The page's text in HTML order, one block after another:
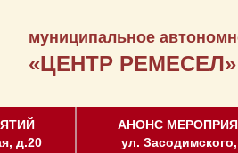
муниципальное
«ЦЕНТР РЕМЕСЕЛ»
д.20
АНОНС
ул.